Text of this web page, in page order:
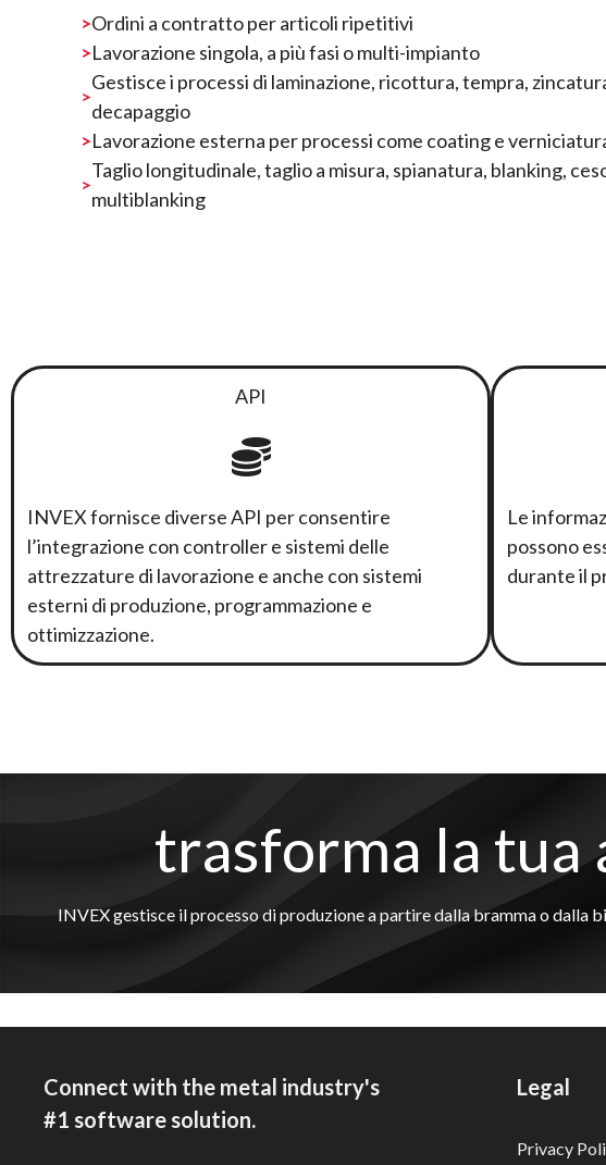
Ordini a contratto per articoli ripetitivi
Lavorazione singola, a più fasi o multi-impianto
Gestisce i processi di laminazione, ricottura, tempra,
decapaggio
Lavorazione esterna per processi come coating e
Taglio longitudinale, taglio a misura, spianatura, blanking,
multiblanking
API
INVEX fornisce diverse API per consentire
l’integrazione con controller e sistemi delle
attrezzature di lavorazione e anche con sistemi
esterni di produzione, programmazione e
ottimizzazione.
Le
possono
durante il
trasforma la tua
INVEX gestisce il processo di produzione a partire dalla bramma o
Connect with the metal industry's
#1 software solution.
Legal
Privacy